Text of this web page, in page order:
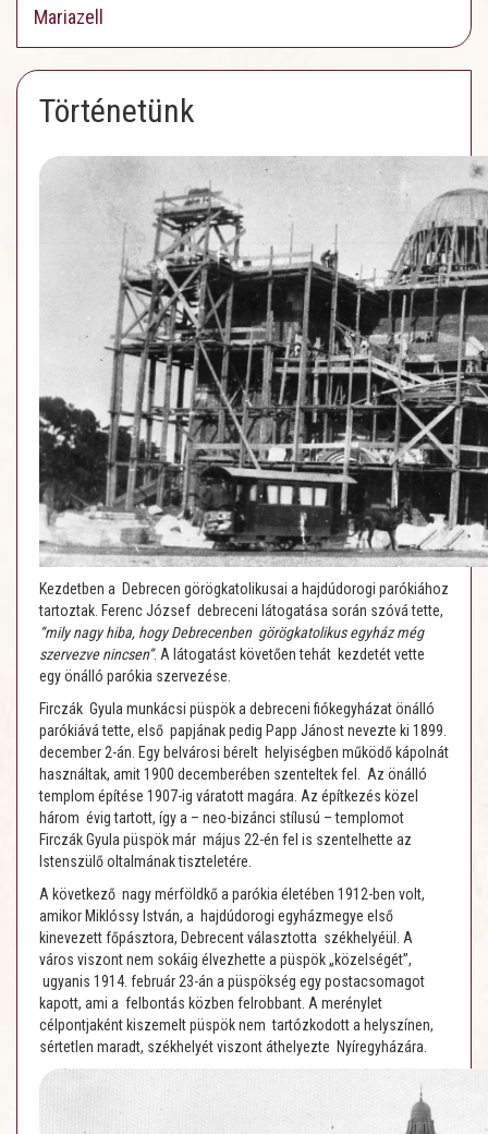
Mariazell
Történetünk
Kezdetben a Debrecen görögkatolikusai a hajdúdorogi parókiához
tartoztak. Ferenc József debreceni látogatása során szóvá tette,
“mily nagy hiba, hogy Debrecenben görögkatolikus egyház még
szervezve nincsen”. A látogatást követően tehát kezdetét vette
egy önálló parókia szervezése.
Firczák Gyula munkácsi püspök a debreceni fiókegyházat önálló
parókiává tette, első papjának pedig Papp Jánost nevezte ki 1899.
december 2-án. Egy belvárosi bérelt helyiségben működő kápolnát
használtak, amit 1900 decemberében szenteltek fel. Az önálló
templom építése 1907-ig váratott magára. Az építkezés közel
három évig tartott, így a – neo-bizánci stílusú – templomot
Firczák Gyula püspök már május 22-én fel is szentelhette az
Istenszülő oltalmának tiszteletére.
A következő nagy mérföldkő a parókia életében 1912-ben volt,
amikor Miklóssy István, a hajdúdorogi egyházmegye első
kinevezett főpásztora, Debrecent választotta székhelyéül. A
város viszont nem sokáig élvezhette a püspök „közelségét”,
ugyanis 1914. február 23-án a püspökség egy postacsomagot
kapott, ami a felbontás közben felrobbant. A merénylet
célpontjaként kiszemelt püspök nem tartózkodott a helyszínen,
sértetlen maradt, székhelyét viszont áthelyezte Nyíregyházára.